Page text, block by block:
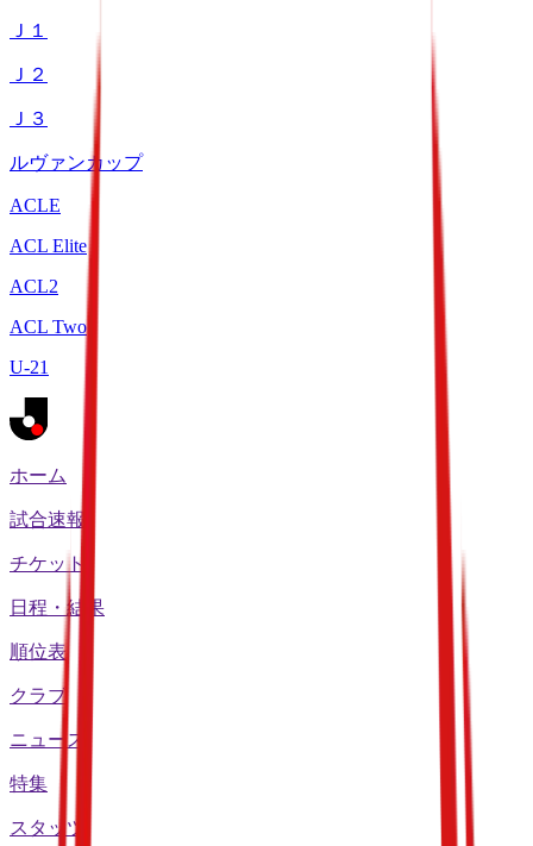
Ｊ１
Ｊ２
Ｊ３
ルヴァンカップ
ACLE
ACL Elite
ACL2
ACL Two
U-21
ホーム
試合速報
チケット
日程・結果
順位表
クラブ
ニュース
特集
スタッツ